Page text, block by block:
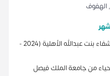
, الهفوف
بنت عبدالله الأهلية(
2024 -
منجامعة الملك فيصل